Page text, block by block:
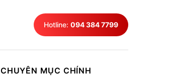
Hotline: 094 384 7799
CHUYÊN MỤC CHÍNH